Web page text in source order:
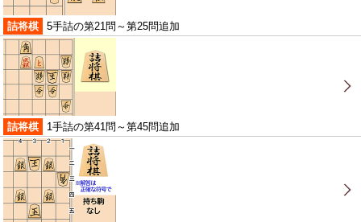
詰将棋 5手詰の第21問～第25問追加
詰将棋 1手詰の第41問～第45問追加